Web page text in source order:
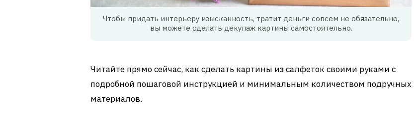
Чтобы придать интерьеру изысканность, тратит деньги совсем не обязательно,
вы можете сделать декупаж картины самостоятельно.
Читайте прямо сейчас, как сделать картины из салфеток своими руками с
подробной пошаговой инструкцией и минимальным количеством подручных
материалов.